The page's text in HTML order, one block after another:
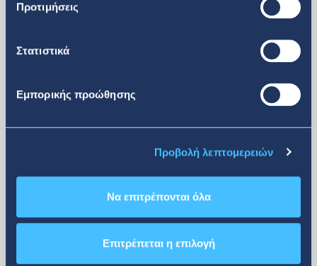
Προτιμήσεις
Στατιστικά
Εμπορικής προώθησης
Προβολή λεπτομερειών
Να επιτρέπονται όλα
Επιτρέπεται η επιλογή